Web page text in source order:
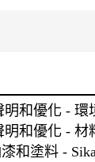
和優化 -
和優化 - 材
和塗料 -